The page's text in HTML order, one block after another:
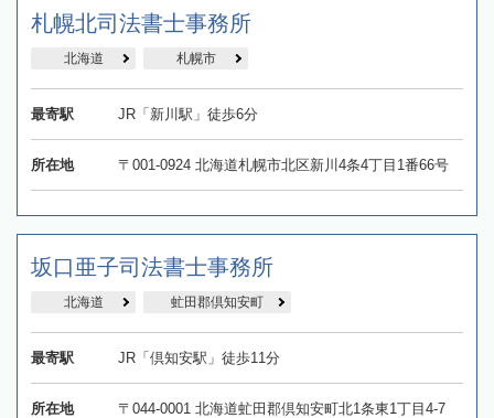
札幌北司法書士事務所
北海道 札幌市
最寄駅 JR「新川駅」徒歩6分
所在地 〒001-0924 北海道札幌市北区新川4条4丁目1番66号
坂口亜子司法書士事務所
北海道 虻田郡倶知安町
最寄駅 JR「倶知安駅」徒歩11分
所在地 〒044-0001 北海道虻田郡倶知安町北1条東1丁目4-7